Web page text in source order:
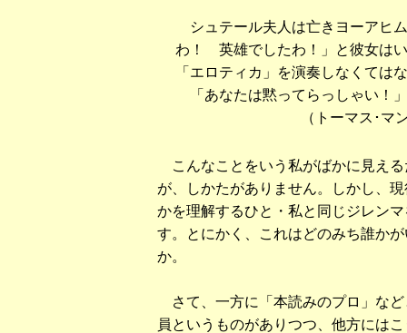
シュテール夫人は亡きヨーアヒ
わ！ 英雄でしたわ！」と彼女は
「エロティカ」を演奏しなくては
「あなたは黙ってらっしゃい！
（トーマス･
こんなことをいう私がばかに見え
が、しかたがありません。しかし、
かを理解するひと・私と同じジレン
す。とにかく、これはどのみち誰か
か。
さて、一方に「本読みのプロ」な
員というものがありつつ、他方には